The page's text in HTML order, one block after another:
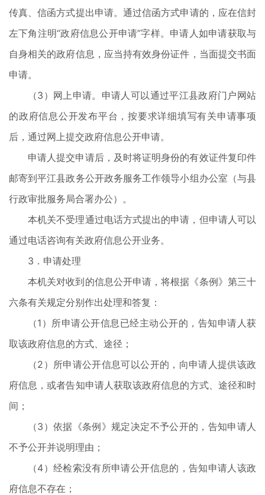
传真、信函方式提出申请。通过信函方式申请的，应在信封
左下角注明“政府信息公开申请”字样。申请人如申请获取与
自身相关的政府信息，应当持有效身份证件，当面提交书面
申请。
（3）网上申请。申请人可以通过平江县政府门户网站
的政府信息公开发布平台，按要求详细填写有关申请事项
后，通过网上提交政府信息公开申请。
申请人提交申请后，及时将证明身份的有效证件复印件
邮寄到平江县政务公开政务服务工作领导小组办公室（与县
行政审批服务局合署办公）。
本机关不受理通过电话方式提出的申请，但申请人可以
通过电话咨询有关政府信息公开业务。
3．申请处理
本机关对收到的信息公开申请，将根据《条例》第三十
六条有关规定分别作出处理和答复：
（1）所申请公开信息已经主动公开的，告知申请人获
取该政府信息的方式、途径；
（2）所申请公开信息可以公开的，向申请人提供该政
府信息，或者告知申请人获取该政府信息的方式、途径和时
间；
（3）依据《条例》规定决定不予公开的，告知申请人
不予公开并说明理由；
（4）经检索没有所申请公开信息的，告知申请人该政
府信息不存在；